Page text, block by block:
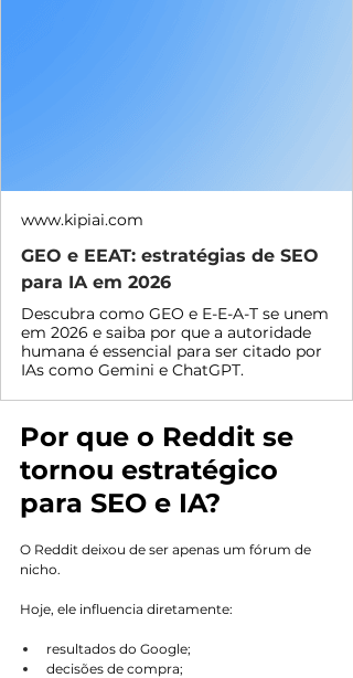
www.kipiai.com
GEO e EEAT: estratégias de SEO
para IA em 2026
Descubra como GEO e E-E-A-T se unem
em 2026 e saiba por que a autoridade
humana é essencial para ser citado por
IAs como Gemini e ChatGPT.
Por que o Reddit se
tornou estratégico
para SEO e IA?
O Reddit deixou de ser apenas um fórum de
nicho.
Hoje, ele influencia diretamente:
resultados do Google;
decisões de compra;